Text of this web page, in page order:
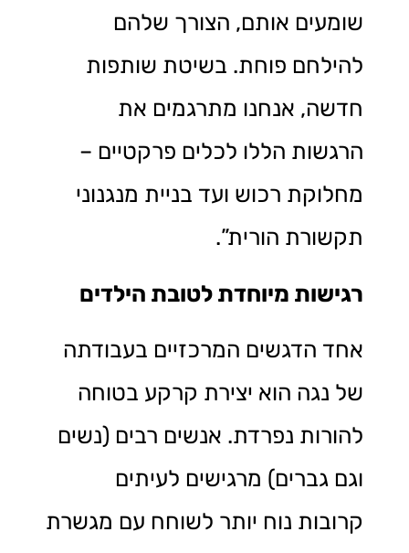
שומעים אותם, הצורך שלהם
להילחם פוחת. בשיטת שותפות
חדשה, אנחנו מתרגמים את
הרגשות הללו לכלים פרקטיים –
מחלוקת רכוש ועד בניית מנגנוני
תקשורת הורית”.
רגישות מיוחדת לטובת הילדים
אחד הדגשים המרכזיים בעבודתה
של נגה הוא יצירת קרקע בטוחה
להורות נפרדת. אנשים רבים (נשים
וגם גברים) מרגישים לעיתים
קרובות נוח יותר לשוחח עם מגשרת